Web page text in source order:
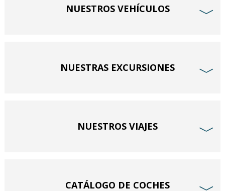
NUESTROS VEHÍCULOS ﹀
NUESTRAS EXCURSIONES ﹀
NUESTROS VIAJES ﹀
CATÁLOGO DE COCHES